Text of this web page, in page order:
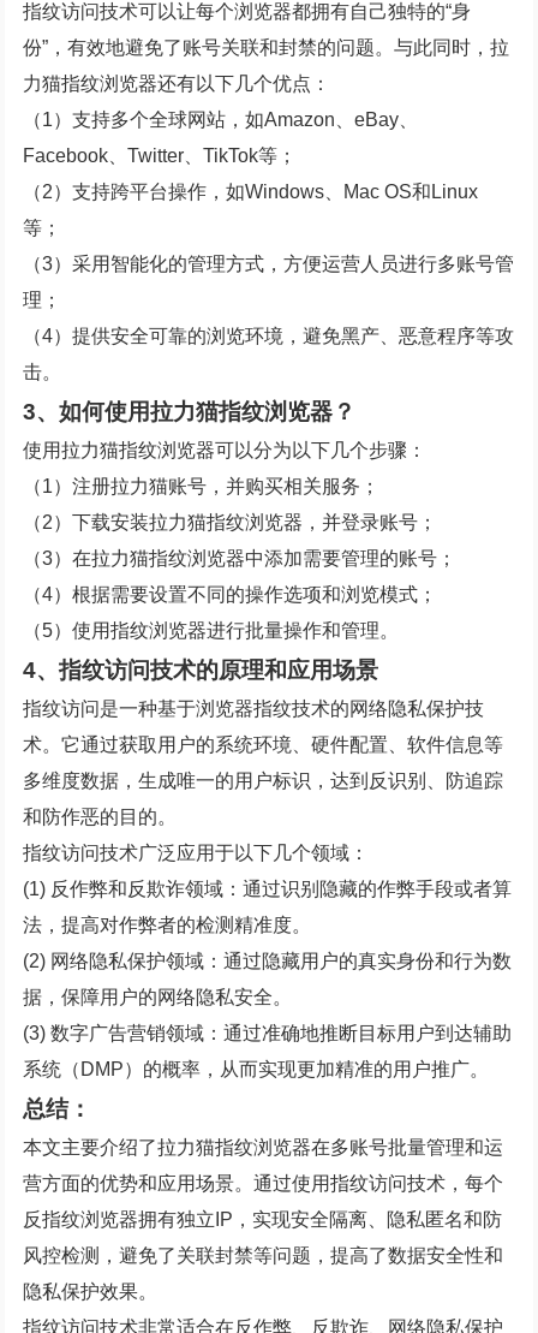
指纹访问技术可以让每个浏览器都拥有自己独特的“身
份”，有效地避免了账号关联和封禁的问题。与此同时，拉
力猫指纹浏览器还有以下几个优点：
（1）支持多个全球网站，如Amazon、eBay、
Facebook、Twitter、TikTok等；
（2）支持跨平台操作，如Windows、Mac OS和Linux
等；
（3）采用智能化的管理方式，方便运营人员进行多账号管
理；
（4）提供安全可靠的浏览环境，避免黑产、恶意程序等攻
击。
3、如何使用拉力猫指纹浏览器？
使用拉力猫指纹浏览器可以分为以下几个步骤：
（1）注册拉力猫账号，并购买相关服务；
（2）下载安装拉力猫指纹浏览器，并登录账号；
（3）在拉力猫指纹浏览器中添加需要管理的账号；
（4）根据需要设置不同的操作选项和浏览模式；
（5）使用指纹浏览器进行批量操作和管理。
4、指纹访问技术的原理和应用场景
指纹访问是一种基于浏览器指纹技术的网络隐私保护技
术。它通过获取用户的系统环境、硬件配置、软件信息等
多维度数据，生成唯一的用户标识，达到反识别、防追踪
和防作恶的目的。
指纹访问技术广泛应用于以下几个领域：
(1) 反作弊和反欺诈领域：通过识别隐藏的作弊手段或者算
法，提高对作弊者的检测精准度。
(2) 网络隐私保护领域：通过隐藏用户的真实身份和行为数
据，保障用户的网络隐私安全。
(3) 数字广告营销领域：通过准确地推断目标用户到达辅助
系统（DMP）的概率，从而实现更加精准的用户推广。
总结：
本文主要介绍了拉力猫指纹浏览器在多账号批量管理和运
营方面的优势和应用场景。通过使用指纹访问技术，每个
反指纹浏览器拥有独立IP，实现安全隔离、隐私匿名和防
风控检测，避免了关联封禁等问题，提高了数据安全性和
隐私保护效果。
指纹访问技术非常适合在反作弊、反欺诈、网络隐私保护